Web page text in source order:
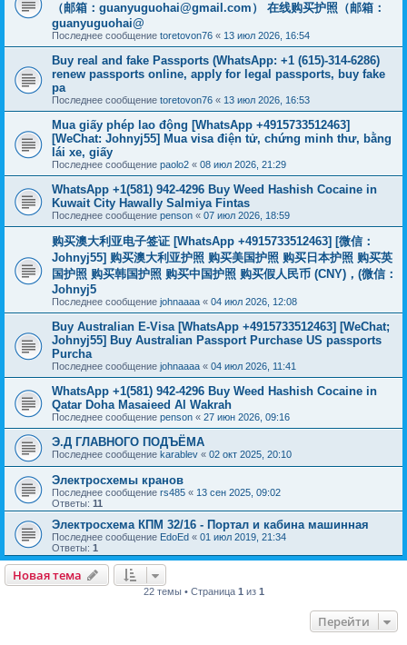
（邮箱： guanyuguohai@gmail.com ） 在线购买护照（邮箱：
guanyuguohai@
Последнее сообщение toretovon76 « 13 июл 2026, 16:54
Buy real and fake Passports (WhatsApp: +1 (615)-314-6286)
renew passports online, apply for legal passports, buy fake
pa
Последнее сообщение toretovon76 « 13 июл 2026, 16:53
Mua giấy phép lao động [WhatsApp +4915733512463]
[WeChat: Johnyj55] Mua visa điện tử, chứng minh thư, bằng
lái xe, giấy
Последнее сообщение paolo2 « 08 июл 2026, 21:29
WhatsApp +1(581) 942-4296 Buy Weed Hashish Cocaine in
Kuwait City Hawally Salmiya Fintas
Последнее сообщение penson « 07 июл 2026, 18:59
购买澳大利亚电子签证 [WhatsApp +4915733512463] [微信：
Johnyj55] 购买澳大利亚护照 购买美国护照 购买日本护照 购买英
国护照 购买韩国护照 购买中国护照 购买假人民币 (CNY)，(微信：
Johnyj5
Последнее сообщение johnaaaa « 04 июл 2026, 12:08
Buy Australian E-Visa [WhatsApp +4915733512463] [WeChat;
Johnyj55] Buy Australian Passport Purchase US passports
Purcha
Последнее сообщение johnaaaa « 04 июл 2026, 11:41
WhatsApp +1(581) 942-4296 Buy Weed Hashish Cocaine in
Qatar Doha Masaieed Al Wakrah
Последнее сообщение penson « 27 июн 2026, 09:16
Э.Д ГЛАВНОГО ПОДЪЁМА
Последнее сообщение karablev « 02 окт 2025, 20:10
Электросхемы кранов
Последнее сообщение rs485 « 13 сен 2025, 09:02
Ответы: 11
Электросхема КПМ 32/16 - Портал и кабина машинная
Последнее сообщение EdoEd « 01 июл 2019, 21:34
Ответы: 1
Новая тема
22 темы • Страница 1 из 1
Перейти